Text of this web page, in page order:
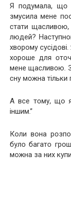
Я подумала, що
змусила мене
стати
людей?
хворому
хороше для
мене щасливою.
сну можна тільки
А все тому, що
іншим.”
Коли вона
було багато
можна за них